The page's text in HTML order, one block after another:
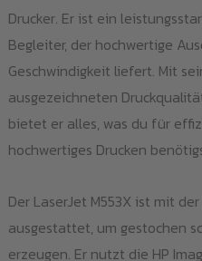
Drucker. Er ist ein
Begleiter, der hochwertige
Geschwindigkeit liefert. Mit
ausgezeichneten
bietet er alles, was du für
hochwertiges Drucken
Der LaserJet M553X ist mit
ausgestattet, um gestochen
erzeugen. Er nutzt die HP